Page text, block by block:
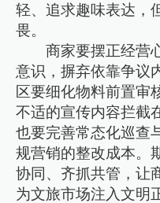
轻、追求趣味表达，
畏。
商家要摆正经营
意识，摒弃依靠争议
区要细化物料前置审
不适的宣传内容拦截
也要完善常态化巡查
规营销的整改成本。
协同、齐抓共管，让
为文旅市场注入文明